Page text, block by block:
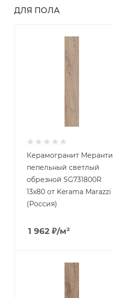
ДЛЯ ПОЛА
Керамогранит Меранти
пепельный светлый
обрезной SG731800R
13x80 от Kerama Marazzi
(Россия)
1 962 ₽/м²